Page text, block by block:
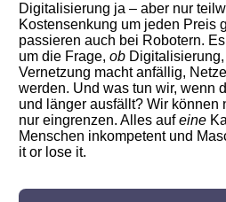
Digitalisierung ja – aber nur
Kostensenkung um jeden Preis
passieren auch bei Robotern.
um die Frage,ob
Vernetzung macht anfällig,
werden. Und was tun wir, wenn
und länger ausfällt? Wir können
nur eingrenzen. Alles aufeine
Menschen inkompetent und
it or lose it.